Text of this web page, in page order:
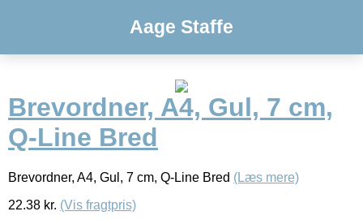
Aage Staffe
Brevordner, A4, Gul, 7 cm,
Q-Line Bred
Brevordner, A4, Gul, 7 cm, Q-Line Bred (Læs mere)
22.38 kr. (Vis fragtpris)